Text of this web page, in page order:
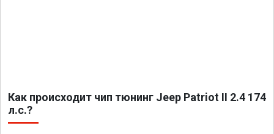
Как происходит чип тюнинг Jeep Patriot II 2.4 174
л.с.?